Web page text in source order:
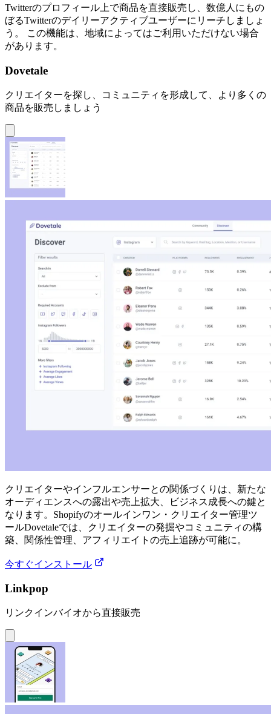
Twitterのプロフィール上で商品を直接販売し、数億人にもの
ぼるTwitterのデイリーアクティブユーザーにリーチしましょ
う。 この機能は、地域によってはご利用いただけない場合
があります。
Dovetale
クリエイターを探し、コミュニティを形成して、より多くの
商品を販売しましょう
クリエイターやインフルエンサーとの関係づくりは、新たな
オーディエンスへの露出や売上拡大、ビジネス成長への鍵と
なります。Shopifyのオールインワン・クリエイター管理ツ
ールDovetaleでは、クリエイターの発掘やコミュニティの構
築、関係性管理、アフィリエイトの売上追跡が可能に。
今すぐインストール
Linkpop
リンクインバイオから直接販売